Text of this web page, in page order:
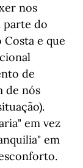
nos
parte do
e que
de
de nós
em vez
em